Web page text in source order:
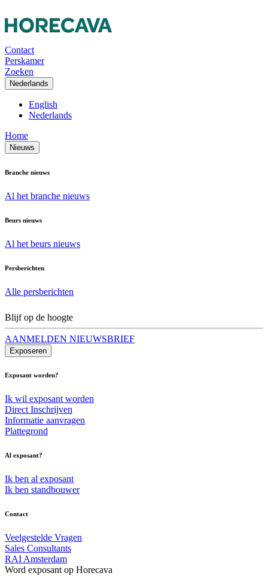
Contact
Perskamer
Zoeken
Nederlands
English
Nederlands
Home
Nieuws
Branche nieuws
Al het branche nieuws
Beurs nieuws
Al het beurs nieuws
Persberichten
Alle persberichten
Blijf op de hoogte
AANMELDEN NIEUWSBRIEF
Exposeren
Exposant worden?
Ik wil exposant worden
Direct Inschrijven
Informatie aanvragen
Plattegrond
Al exposant?
Ik ben al exposant
Ik ben standbouwer
Contact
Veelgestelde Vragen
Sales Consultants
RAI Amsterdam
Word exposant op Horecava